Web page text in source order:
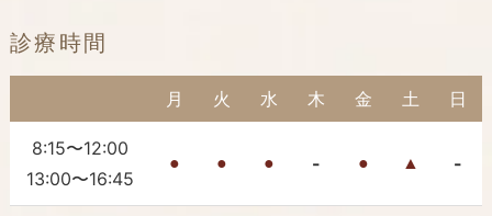
診療時間
月 火 水 木 金 土 日
8:15〜12:00
13:00〜16:45
● ● ● - ● ▲ -